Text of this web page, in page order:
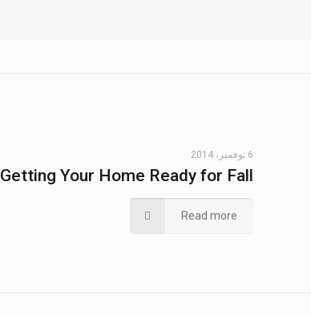
6 نوفمبر، 2014
Getting Your Home Ready for Fall
Read more